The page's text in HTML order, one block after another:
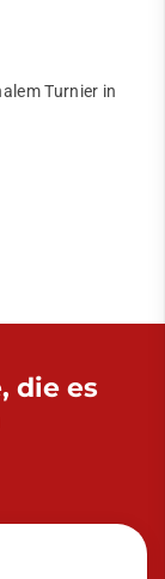
Turnier in
die es